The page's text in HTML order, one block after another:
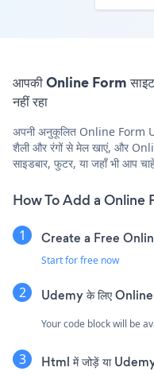
आपकी Online Form
नहीं रहा
अपनी अनुकूलित Online Form
शैली और रंगों से मेल खाएं, और
साइडबार, फुटर, या जहाँ भी आप
How To Add a
Create a Free
Start for free now
Udemy के लिए Online
Your code block will be
Html में जोड़ें या Udemy